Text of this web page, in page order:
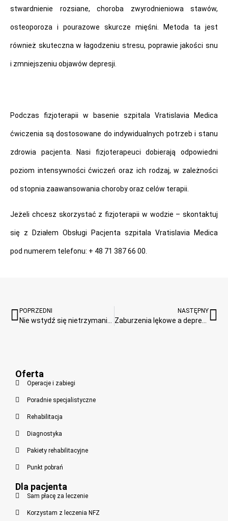
stwardnienie rozsiane, choroba zwyrodnieniowa stawów,
osteoporoza i pourazowe skurcze mięśni. Metoda ta jest
również skuteczna w łagodzeniu stresu, poprawie jakości snu
i zmniejszeniu objawów depresji.
Podczas fizjoterapii w basenie szpitala Vratislavia Medica
ćwiczenia są dostosowane do indywidualnych potrzeb i stanu
zdrowia pacjenta. Nasi fizjoterapeuci dobierają odpowiedni
poziom intensywności ćwiczeń oraz ich rodzaj, w zależności
od stopnia zaawansowania choroby oraz celów terapii.
Jeżeli chcesz skorzystać z fizjoterapii w wodzie – skontaktuj
się z Działem Obsługi Pacjenta szpitala Vratislavia Medica
pod numerem telefonu: + 48 71 387 66 00.
POPRZEDNI NASTĘPNY
Oferta
Operacje i zabiegi
Poradnie specjalistyczne
Rehabilitacja
Diagnostyka
Pakiety rehabilitacyjne
Punkt pobrań
Dla pacjenta
Sam płacę za leczenie
Korzystam z leczenia NFZ